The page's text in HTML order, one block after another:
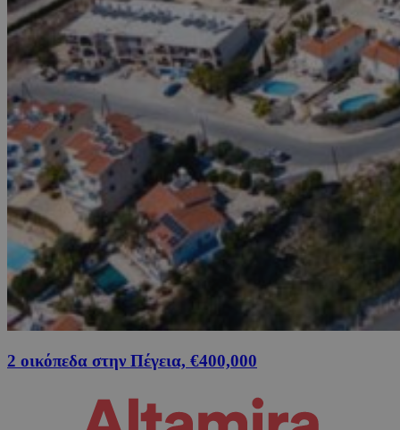
2 οικόπεδα στην Πέγεια, €400,000